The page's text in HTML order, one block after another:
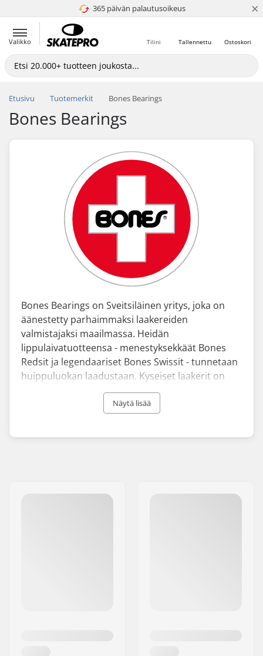
365 päivän palautusoikeus
4.8 / 5 ×
Valikko Ostoskori
Tallennettu
Tilini
Etusivu Tuotemerkit Bones Bearings
Bones Bearings
Bones Bearings on Sveitsiläinen yritys, joka on
äänestetty parhaimmaksi laakereiden
valmistajaksi maailmassa. Heidän
lippulaivatuotteensa - menestyksekkäät Bones
Redsit ja legendaariset Bones Swissit - tunnetaan
huippuluokan laadustaan. Kyseiset laakerit on
valmistettu erittäin tarkasti ja korkealaatuisista
materiaaleista, ja ne tarjoavat renkaillesi nopeaa
kestävimpiä laakereita.
Näytä lisää